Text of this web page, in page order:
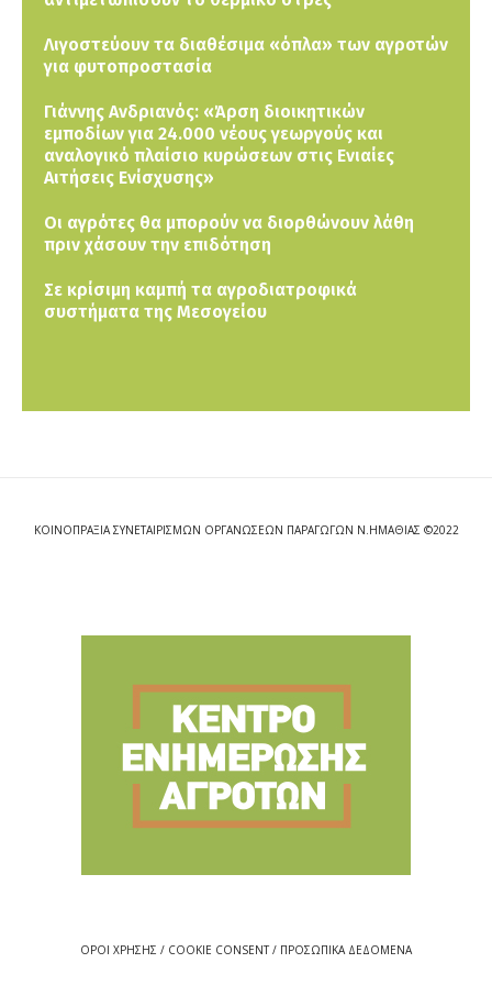
Λιγοστεύουν τα διαθέσιμα «όπλα» των αγροτών
για φυτοπροστασία
Γιάννης Ανδριανός: «Άρση διοικητικών
εμποδίων για 24.000 νέους γεωργούς και
αναλογικό πλαίσιο κυρώσεων στις Ενιαίες
Αιτήσεις Ενίσχυσης»
Οι αγρότες θα μπορούν να διορθώνουν λάθη
πριν χάσουν την επιδότηση
Σε κρίσιμη καμπή τα αγροδιατροφικά
συστήματα της Μεσογείου
ΚΟΙΝΟΠΡΑΞΙΑ ΣΥΝΕΤΑΙΡΙΣΜΩΝ ΟΡΓΑΝΩΣΕΩΝ ΠΑΡΑΓΩΓΩΝ Ν.ΗΜΑΘΙΑΣ ©2022
ΟΡΟΙ ΧΡΗΣΗΣ / COOKIE CONSENT / ΠΡΟΣΩΠΙΚΑ ΔΕΔΟΜΕΝΑ